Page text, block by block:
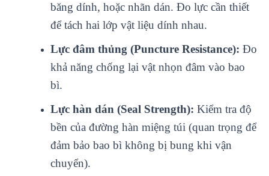
băng dính, hoặc nhãn dán. Đo lực cần thiết
để tách hai lớp vật liệu dính nhau.
Lực đâm thủng (Puncture Resistance): Đo
khả năng chống lại vật nhọn đâm vào bao
bì.
Lực hàn dán (Seal Strength): Kiểm tra độ
bền của đường hàn miệng túi (quan trọng để
đảm bảo bao bì không bị bung khi vận
chuyển).